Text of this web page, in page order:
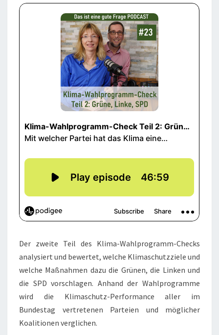
Der zweite Teil des Klima-Wahlprogramm-Checks
analysiert und bewertet, welche Klimaschutzziele und
welche Maßnahmen dazu die Grünen, die Linken und
die SPD vorschlagen. Anhand der Wahlprogramme
wird die Klimaschutz-Performance aller im
Bundestag vertretenen Parteien und möglicher
Koalitionen verglichen.